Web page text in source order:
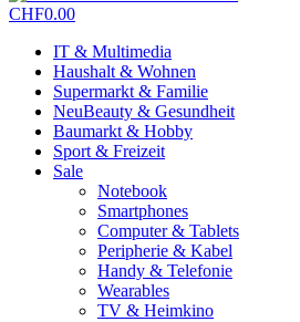
CHF0.00
IT & Multimedia
Haushalt & Wohnen
Supermarkt & Familie
NeuBeauty & Gesundheit
Baumarkt & Hobby
Sport & Freizeit
Sale
Notebook
Smartphones
Computer & Tablets
Peripherie & Kabel
Handy & Telefonie
Wearables
TV & Heimkino